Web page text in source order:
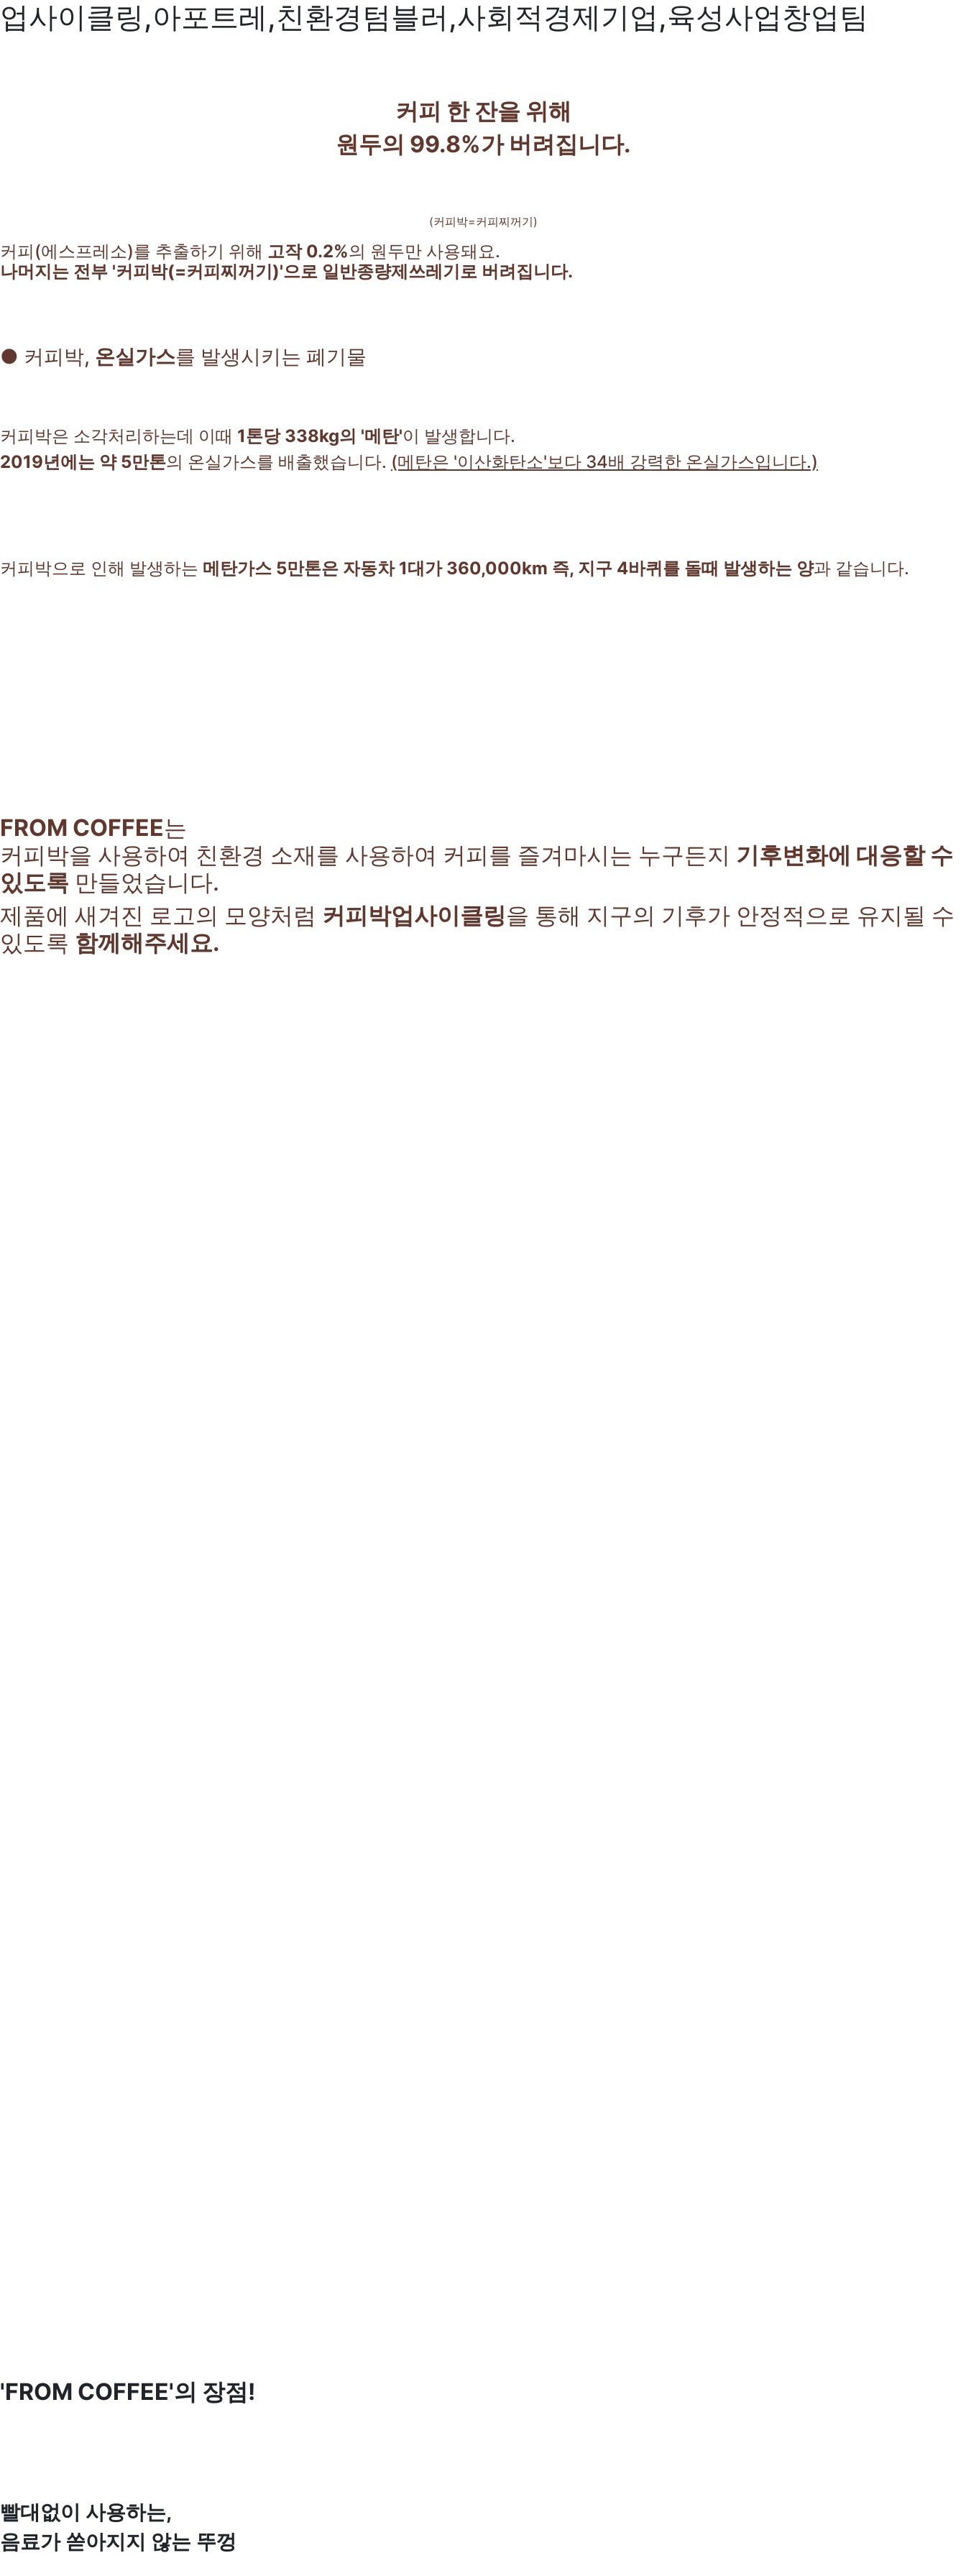
업사이클링,아포트레,친환경텀블러,사회적경제기업,육성사업창업팀
커피 한 잔을 위해
원두의 99.8%가 버려집니다.
(커피박=커피찌꺼기)
커피(에스프레소)를 추출하기 위해 고작 0.2%의 원두만 사용돼요.
나머지는 전부 '커피박(=커피찌꺼기)'으로 일반종량제쓰레기로 버려집니다.
● 커피박, 온실가스를 발생시키는 폐기물
커피박은 소각처리하는데 이때 1톤당 338kg의 '메탄'이 발생합니다.
2019년에는 약 5만톤의 온실가스를 배출했습니다. (메탄은 '이산화탄소'보다 34배 강력한 온실가스입니다.)
커피박으로 인해 발생하는 메탄가스 5만톤은 자동차 1대가 360,000km 즉, 지구 4바퀴를 돌때 발생하는 양과 같습니다.
FROM COFFEE는
커피박을 사용하여 친환경 소재를 사용하여 커피를 즐겨마시는 누구든지 기후변화에 대응할 수
있도록 만들었습니다.
제품에 새겨진 로고의 모양처럼 커피박업사이클링을 통해 지구의 기후가 안정적으로 유지될 수
있도록 함께해주세요.
'FROM COFFEE'의 장점!
빨대없이 사용하는,
음료가 쏟아지지 않는 뚜껑